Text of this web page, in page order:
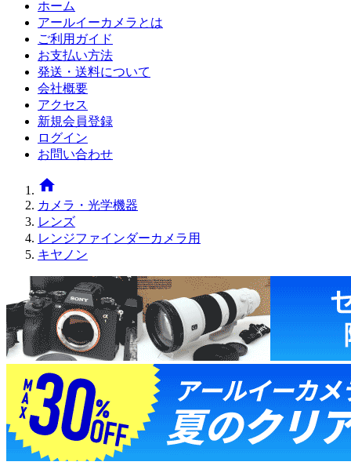
ホーム
アールイーカメラとは
ご利用ガイド
お支払い方法
発送・送料について
会社概要
アクセス
新規会員登録
ログイン
お問い合わせ
home
カメラ・光学機器
レンズ
レンジファインダーカメラ用
キヤノン